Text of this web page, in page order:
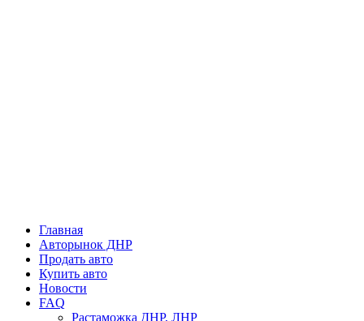
Главная
Авторынок ДНР
Продать авто
Купить авто
Новости
FAQ
Растаможка ДНР, ЛНР